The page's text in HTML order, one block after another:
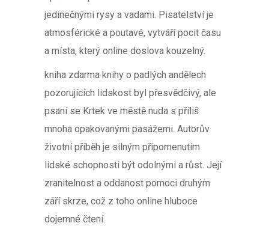
jedinečnými rysy a vadami. Pisatelství je
atmosférické a poutavé, vytváří pocit času
a místa, který online doslova kouzelný.
kniha zdarma knihy o padlých andělech
pozorujících lidskost byl přesvědčivý, ale
psaní se Krtek ve městě nuda s příliš
mnoha opakovanými pasážemi. Autorův
životní příběh je silným připomenutím
lidské schopnosti být odolnými a růst. Její
zranitelnost a oddanost pomoci druhým
září skrze, což z toho online hluboce
dojemné čtení.